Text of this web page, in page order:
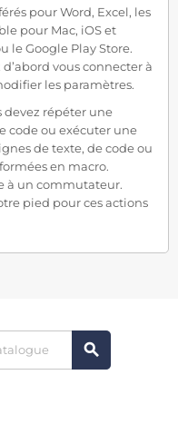
pour Word, Excel, les
pour Mac, iOS et
le Google Play Store.
vous connecter à
les paramètres.
devez répéter une
code ou exécuter une
de texte, de code ou
en macro.
à un commutateur.
pied pour ces actions
search